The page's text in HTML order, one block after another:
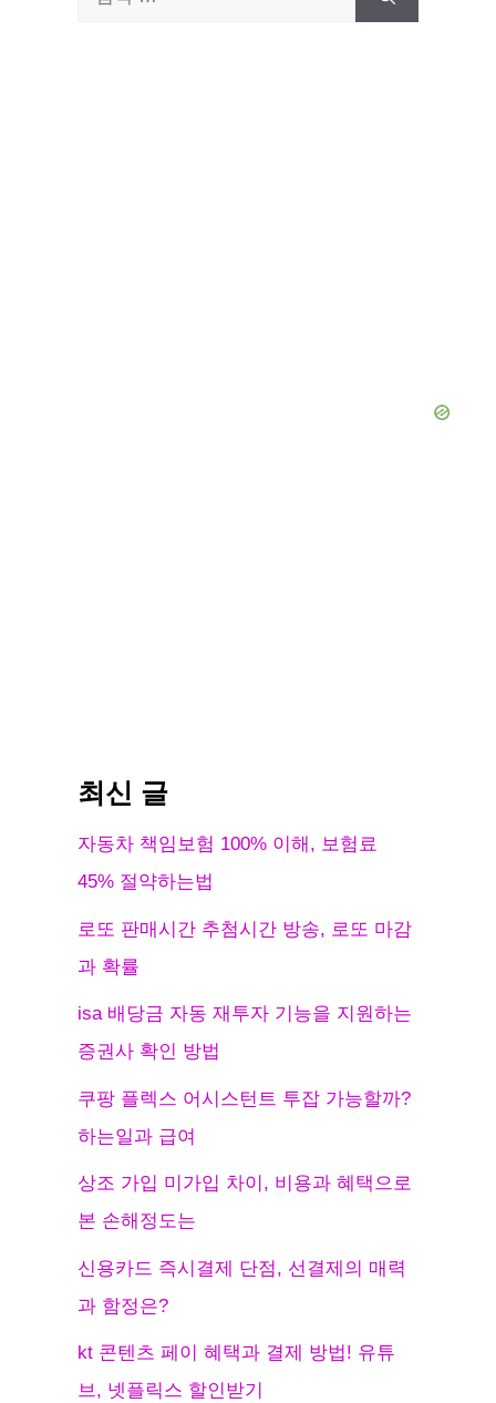
최신 글
자동차 책임보험 100% 이해, 보험료
45% 절약하는법
로또 판매시간 추첨시간 방송, 로또 마감
과 확률
isa 배당금 자동 재투자 기능을 지원하는
증권사 확인 방법
쿠팡 플렉스 어시스턴트 투잡 가능할까?
하는일과 급여
상조 가입 미가입 차이, 비용과 혜택으로
본 손해정도는
신용카드 즉시결제 단점, 선결제의 매력
과 함정은?
kt 콘텐츠 페이 혜택과 결제 방법! 유튜
브, 넷플릭스 할인받기